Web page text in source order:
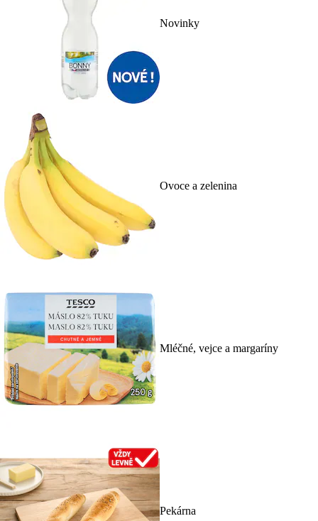
Novinky
Ovoce a zelenina
Mléčné, vejce a margaríny
Pekárna